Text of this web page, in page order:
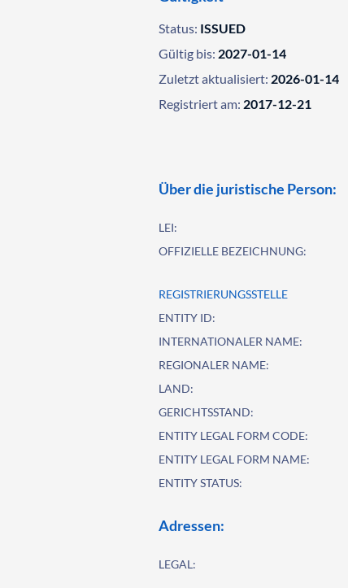
Status: ISSUED
Gültig bis: 2027-01-14
Zuletzt aktualisiert: 2026-01-14
Registriert am: 2017-12-21
Über die juristische Person:
LEI:
OFFIZIELLE BEZEICHNUNG:
REGISTRIERUNGSSTELLE
ENTITY ID:
INTERNATIONALER NAME:
REGIONALER NAME:
LAND:
GERICHTSSTAND:
ENTITY LEGAL FORM CODE:
ENTITY LEGAL FORM NAME:
ENTITY STATUS:
Adressen:
LEGAL: